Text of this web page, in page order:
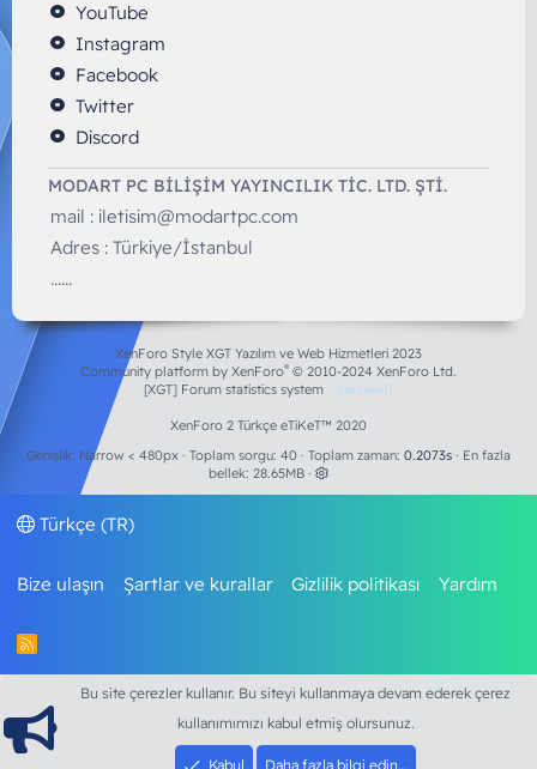
YouTube
Instagram
Facebook
Twitter
Discord
MODART PC BILIŞIM YAYINCILIK TİC. LTD. ŞTİ.
mail : iletisim@modartpc.com
Adres : Türkiye/İstanbul
......
XenForo Style XGT Yazılım ve Web Hizmetleri 2023
Community platform by XenForo® © 2010-2024 XenForo Ltd.
[XGT] Forum statistics system
- XenGenTr
XenForo 2 Türkçe eTiKeT™ 2020
Genişlik
Toplam sorgu 40 Toplam zaman 0.2073s
En fazla
bellek 28.65MB
Türkçe (TR)
Bize ulaşın Şartlar ve kurallar Gizlilik politikası Yardım
R
Bu site çerezler kullanır. Bu siteyi kullanmaya devam ederek çerez
kullanımımızı kabul etmiş olursunuz.
Kabul Daha fazla bilgi edin…